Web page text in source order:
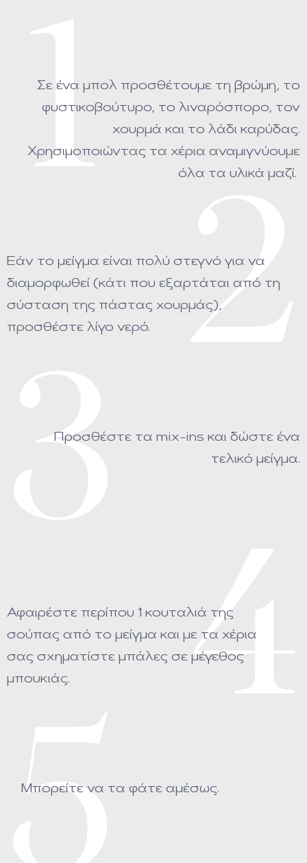
1
Σε ένα μπολ προσθέτουμε τη βρώμη, το
φυστικοβούτυρο, το λιναρόσπορο, τον
χουρμά και το λάδι καρύδας.
Χρησιμοποιώντας τα χέρια αναμιγνύουμε
όλα τα υλικά μαζί.
2
Εάν το μείγμα είναι πολύ στεγνό για να
διαμορφωθεί (κάτι που εξαρτάται από τη
σύσταση της πάστας χουρμάς),
προσθέστε λίγο νερό.
3
Προσθέστε τα mix-ins και δώστε ένα
τελικό μείγμα.
4
Αφαιρέστε περίπου 1 κουταλιά της
σούπας από το μείγμα και με τα χέρια
σας σχηματίστε μπάλες σε μέγεθος
μπουκιάς.
5
Μπορείτε να τα φάτε αμέσως.